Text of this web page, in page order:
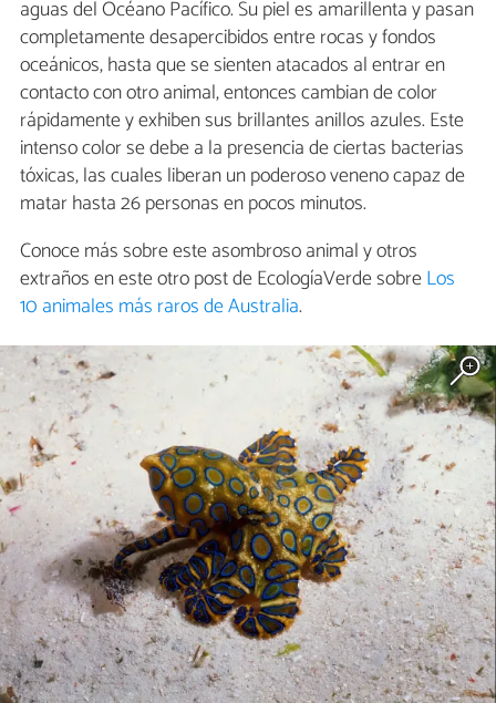
aguas del Océano Pacífico. Su piel es amarillenta y pasan
completamente desapercibidos entre rocas y fondos
oceánicos, hasta que se sienten atacados al entrar en
contacto con otro animal, entonces cambian de color
rápidamente y exhiben sus brillantes anillos azules. Este
intenso color se debe a la presencia de ciertas bacterias
tóxicas, las cuales liberan un poderoso veneno capaz de
matar hasta 26 personas en pocos minutos.
Conoce más sobre este asombroso animal y otros
extraños en este otro post de EcologíaVerde sobreLos
10 animales más raros de Australia.